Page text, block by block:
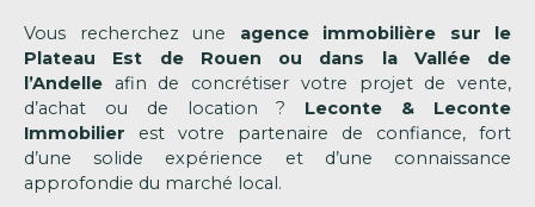
Vous recherchez une agence immobilière sur le
Plateau Est de Rouen ou dans la Vallée de
l’Andelle afin de concrétiser votre projet de vente,
d’achat ou de location ? Leconte & Leconte
Immobilier est votre partenaire de confiance, fort
d’une solide expérience et d’une connaissance
approfondie du marché local.